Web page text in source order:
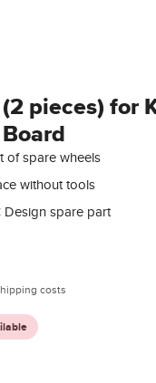
pieces) for
of spare wheels
without tools
Design spare part
costs